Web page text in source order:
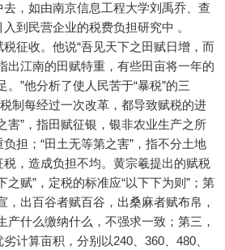
，如由南京信息工程大学刘禹乔、查
到民营企业的税费负担研究中 。
征收。他说“吾见天下之田赋日增，而
出江南的田赋特重，有些田亩将一年的
。”他分析了使人民苦于“暴税”的三
制每经过一次改革，都导致赋税的进
害”，指田赋征银，银非农业生产之所
担；“田土无等第之害”，指不分土地
，造成负担不均。黄宗羲提出的赋税
之赋”，定税的标准应“以下下为则”；第
，出百谷者赋百谷，出桑麻者赋布帛，
产什么缴纳什么，不强求一致；第三，
计算亩积，分别以240、360、480、